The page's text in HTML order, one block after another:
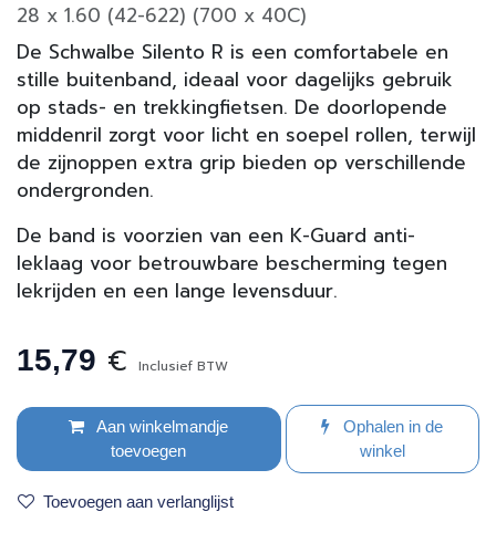
28 x 1.60 (42-622) (700 x 40C)
De Schwalbe Silento R is een comfortabele en
stille buitenband, ideaal voor dagelijks gebruik
op stads- en trekkingfietsen. De doorlopende
middenril zorgt voor licht en soepel rollen, terwijl
de zijnoppen extra grip bieden op verschillende
ondergronden.
De band is voorzien van een K-Guard anti-
leklaag voor betrouwbare bescherming tegen
lekrijden en een lange levensduur.
15,79 € Inclusief BTW
Aan winkelmandje
toevoegen
Ophalen in de
winkel
Toevoegen aan verlanglijst